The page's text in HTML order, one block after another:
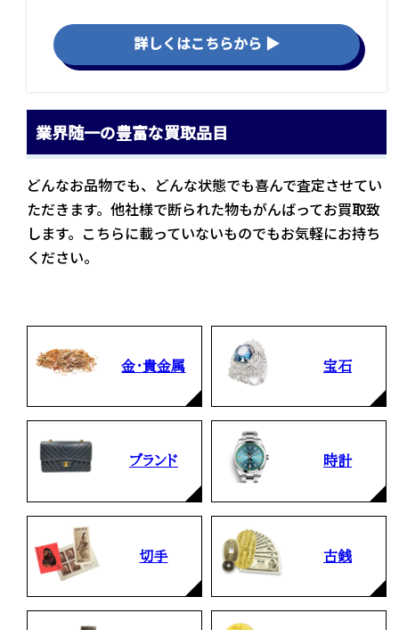
詳しくはこちらから ▶
お品物をつめて送るだけで査定が可能です。時間が無い
方や、荷物が多い方へオススメです。
当店の査定員がご自宅に伺いその場で査定を致します。
まとめて売りたい！価値がわからなく売れるかわからな
い方にオススメです。
業界随一の豊富な買取品目
どんなお品物でも、どんな状態でも喜んで査定させてい
ただきます。他社様で断られた物もがんばってお買取致
します。こちらに載っていないものでもお気軽にお持ち
ください。
金・貴金属 宝石
ブランド 時計
切手 古銭